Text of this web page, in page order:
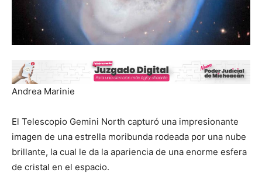
Andrea Marinie
El Telescopio Gemini North capturó una impresionante
imagen de una estrella moribunda rodeada por una nube
brillante, la cual le da la apariencia de una enorme esfera
de cristal en el espacio.